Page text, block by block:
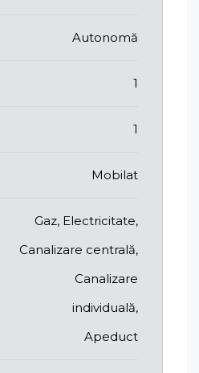
Autonomă
1
1
Mobilat
Gaz, Electricitate,
Canalizare centrală,
Canalizare
individuală,
Apeduct